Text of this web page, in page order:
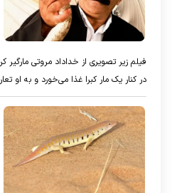
فیلم زیر تصویری از خداداد مروتی
در کنار یک مار کبرا غذا می‌خورد و به او